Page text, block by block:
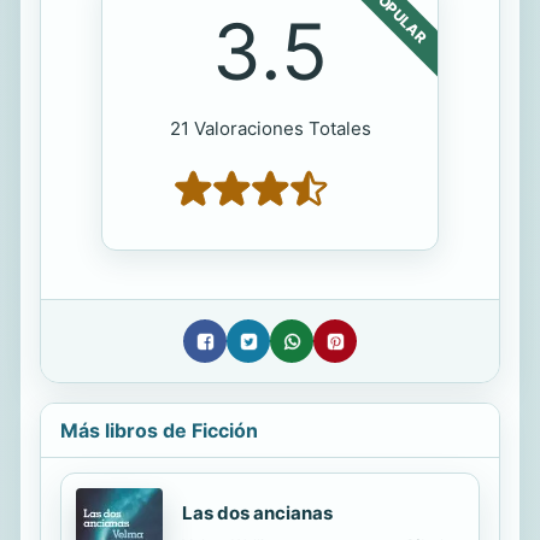
POPULAR
3.5
21 Valoraciones Totales
Más libros de Ficción
Las dos ancianas